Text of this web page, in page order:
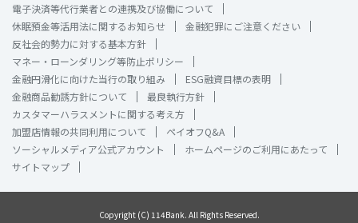
電子決済等代行業者との連携及び協働について
休眠預金等活用法に関するお知らせ
金融犯罪にご注意ください
反社会的勢力に対する基本方針
マネー・ローンダリング等防止ポリシー
金融円滑化に向けた当行の取り組み
ESG融資目標の表明
金融商品勧誘方針について
最良執行方針
カスタマーハラスメントに関する考え方
加盟店情報の共同利用について
ペイオフQ&A
ソーシャルメディア公式アカウント
ホームページのご利用にあたって
サイトマップ
Copyright (C) 114Bank. All Rights Reserved.